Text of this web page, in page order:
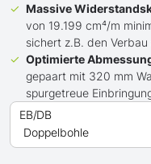
Massive
von 19.199 cm⁴/m
sichert z.B. den
Optimierte
gepaart mit 320 mm
spurgetreue
EB/DB